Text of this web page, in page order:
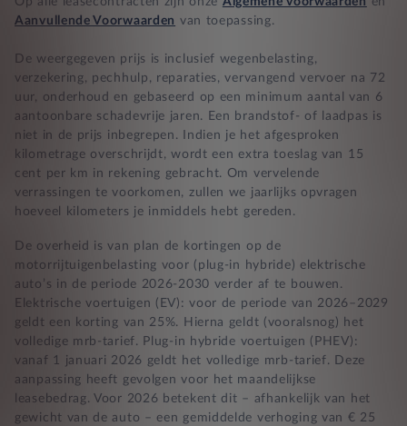
Aanvullende Voorwaarden van toepassing.
De weergegeven prijs is inclusief wegenbelasting,
verzekering, pechhulp, reparaties, vervangend vervoer na 72
uur, onderhoud en gebaseerd op een minimum aantal van 6
aantoonbare schadevrije jaren. Een brandstof- of laadpas is
niet in de prijs inbegrepen. Indien je het afgesproken
kilometrage overschrijdt, wordt een extra toeslag van 15
cent per km in rekening gebracht. Om vervelende
verrassingen te voorkomen, zullen we jaarlijks opvragen
hoeveel kilometers je inmiddels hebt gereden.
De overheid is van plan de kortingen op de
motorrijtuigenbelasting voor (plug-in hybride) elektrische
auto’s in de periode 2026-2030 verder af te bouwen.
Elektrische voertuigen (EV): voor de periode van 2026–2029
geldt een korting van 25%. Hierna geldt (vooralsnog) het
volledige mrb-tarief. Plug-in hybride voertuigen (PHEV):
vanaf 1 januari 2026 geldt het volledige mrb-tarief. Deze
aanpassing heeft gevolgen voor het maandelijkse
leasebedrag. Voor 2026 betekent dit – afhankelijk van het
gewicht van de auto – een gemiddelde verhoging van € 25